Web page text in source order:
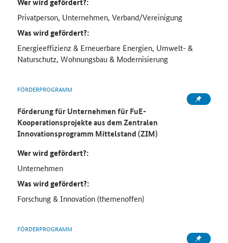
Privatperson, Unternehmen, Verband/Vereinigung
Was wird gefördert?:
Energieeffizienz & Erneuerbare Energien, Umwelt- &
Naturschutz, Wohnungsbau & Modernisierung
FÖRDERPROGRAMM
Förderung für Unternehmen fürFuE-
Kooperationsprojekte aus dem Zentralen
Innovationsprogramm Mittelstand (ZIM)
Wer wird gefördert?:
Unternehmen
Was wird gefördert?:
Forschung & Innovation (themenoffen)
FÖRDERPROGRAMM